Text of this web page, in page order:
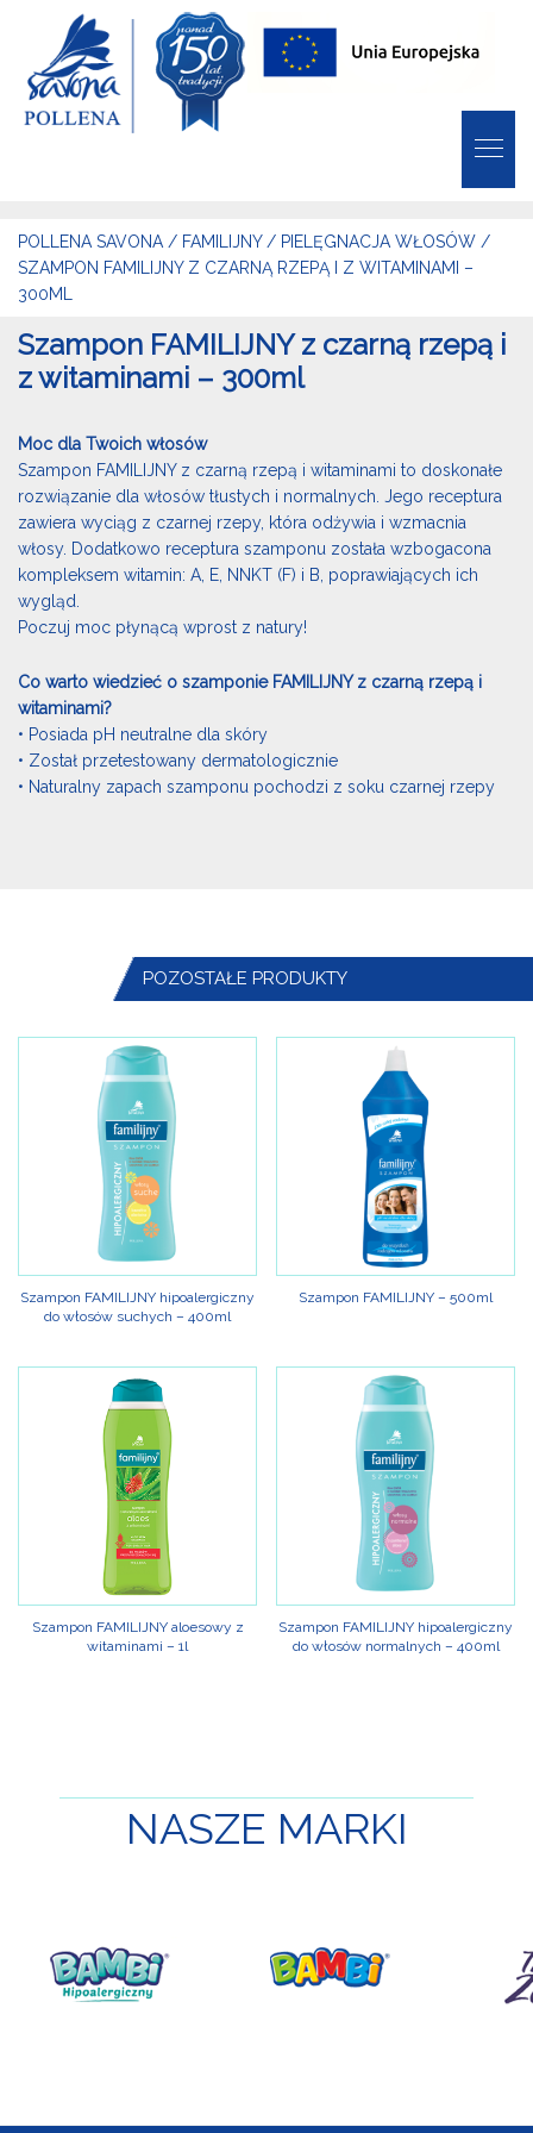
POLLENA SAVONA / FAMILIJNY/ PIELĘGNACJA WŁOSÓW /
SZAMPON FAMILIJNY Z CZARNĄ RZEPĄ I Z WITAMINAMI –
300ML
Szampon FAMILIJNY z czarną rzepą i
z witaminami – 300ml
Moc dla Twoich włosów
Szampon FAMILIJNY z czarną rzepą i witaminami to doskonałe
rozwiązanie dla włosów tłustych i normalnych. Jego receptura
zawiera wyciąg z czarnej rzepy, która odżywia i wzmacnia
włosy. Dodatkowo receptura szamponu została wzbogacona
kompleksem witamin: A, E, NNKT (F) i B, poprawiających ich
wygląd.
Poczuj moc płynącą wprost z natury!
Co warto wiedzieć o szamponie FAMILIJNY z czarną rzepą i
witaminami?
• Posiada pH neutralne dla skóry
• Został przetestowany dermatologicznie
• Naturalny zapach szamponu pochodzi z soku czarnej rzepy
POZOSTAŁE PRODUKTY
Szampon FAMILIJNY hipoalergiczny
do włosów suchych – 400ml
Szampon FAMILIJNY – 500ml
Szampon FAMILIJNY aloesowy z
witaminami – 1l
Szampon FAMILIJNY hipoalergiczny
do włosów normalnych – 400ml
NASZE MARKI